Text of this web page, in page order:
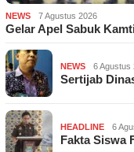
NEWS 7 Agustus 2026
Gelar Apel Sabuk
NEWS 6 Agustus
Sertijab
HEADLINE 6
Fakta Siswa